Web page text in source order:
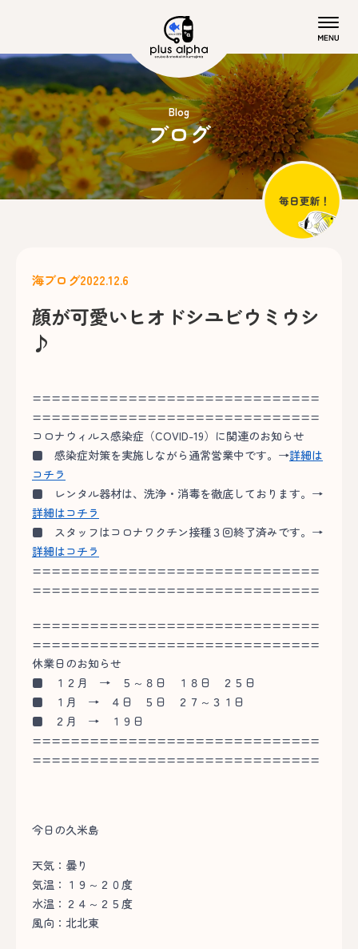
Blog
ブログ
海ブログ2022.12.6
顔が可愛いヒオドシユビウミウシ
♪
==============================
==============================
コロナウィルス感染症（COVID-19）に関連のお知らせ
■ 感染症対策を実施しながら通常営業中です。→詳細は
コチラ
■ レンタル器材は、洗浄・消毒を徹底しております。→
詳細はコチラ
■ スタッフはコロナワクチン接種３回終了済みです。→
詳細はコチラ
==============================
==============================
==============================
==============================
休業日のお知らせ
■ １２月 → ５～８日 １８日 ２５日
■ １月 → ４日 ５日 ２７～３１日
■ ２月 → １９日
==============================
==============================
今日の久米島
天気：曇り
気温：１９～２０度
水温：２４～２５度
風向：北北東